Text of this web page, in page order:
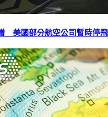
美國部分航空公司暫時停